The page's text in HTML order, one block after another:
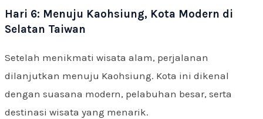
Hari 6: Menuju Kaohsiung, Kota Modern di
Selatan Taiwan
Setelah menikmati wisata alam, perjalanan
dilanjutkan menuju Kaohsiung. Kota ini dikenal
dengan suasana modern, pelabuhan besar, serta
destinasi wisata yang menarik.